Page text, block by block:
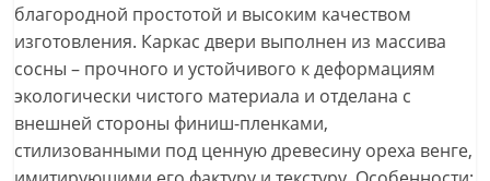
благородной простотой и высоким качеством
изготовления. Каркас двери выполнен из массива
сосны – прочного и устойчивого к деформациям
экологически чистого материала и отделана с
внешней стороны финиш-пленками,
стилизованными под ценную древесину ореха венге,